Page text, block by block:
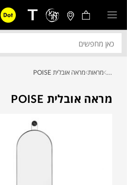
... מראות מראה אובלית POISE
מראה אובלית POISE